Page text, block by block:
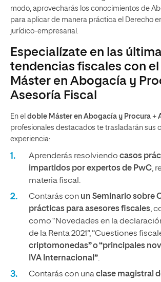
modo, aprovecharás los conocimientos de
para aplicar de manera práctica el Derecho
jurídico-empresarial.
Especialízate en las
tendencias fiscales con
Máster en Abogacía y
Asesoría Fiscal
En el doble Máster en Abogacía y Procura +
profesionales destacados te trasladarán sus
experiencia:
Aprenderás resolviendo casos
impartidos por expertos de PwC,
materia fiscal.
Contarás con un Seminario sobre
prácticas para asesores fiscales,
como “Novedades en la
de la Renta 2021”, “Cuestiones
criptomonedas” o “principales
IVA Internacional”.
Contarás con unaclase magistral